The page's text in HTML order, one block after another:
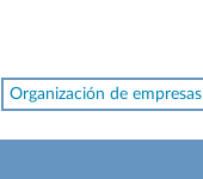
Organización de empresas